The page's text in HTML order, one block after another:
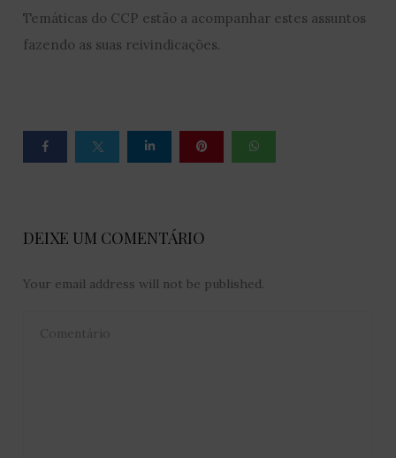
Temáticas do CCP estão a acompanhar estes assuntos
fazendo as suas reivindicações.
DEIXE UM COMENTÁRIO
Your email address will not be published.